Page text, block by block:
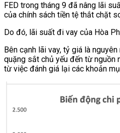
FED trong tháng 9 đã nâng lãi
của chính sách tiền tệ thắt chặt
Do đó, lãi suất đi vay của Hòa
Bên cạnh lãi vay, tỷ giá là
quặng sắt chủ yếu đến từ nguồn
từ việc đánh giá lại các khoản